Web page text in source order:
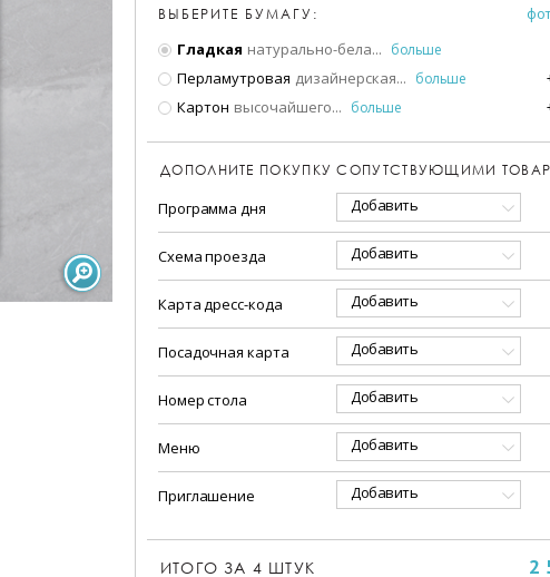
ВЫБЕРИТЕ БУМАГУ:
Гладкая натурально-бела... больше
Перламутровая дизайнерская... больше
Картон высочайшего... больше
ДОПОЛНИТЕ ПОКУПКУ СОПУТСТВУЮЩИМИ
Программа дня Добавить
Схема проезда Добавить
Карта дресс-кода Добавить
Посадочная карта Добавить
Номер стола Добавить
Меню Добавить
Приглашение Добавить
ИТОГО ЗА 4 ШТУК
2